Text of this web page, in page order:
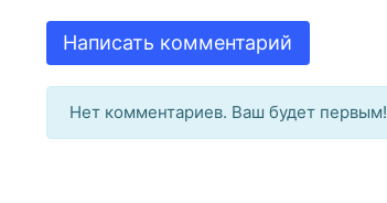
Написать комментарий
Нет комментариев. Ваш будет первым!